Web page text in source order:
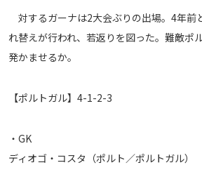
運営会社
プライバシーポリシー
お問い合わせ
対するガーナは2大会ぶりの出場。4年前
れ替えが行われ、若返りを図った。難敵ポ
発かませるか。
【ポルトガル】4-1-2-3
・GK
ディオゴ・コスタ（ポルト／ポルトガル）